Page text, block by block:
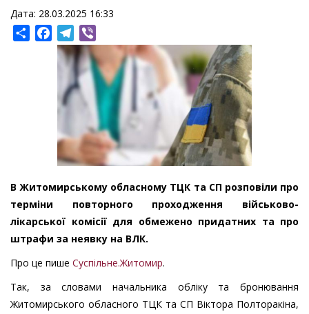
Дата: 28.03.2025 16:33
ShareFacebookTelegram
В Житомирському обласному ТЦК та СП розповіли про
терміни повторного проходження військово-
лікарської комісії для обмежено придатних та про
штрафи за неявку на ВЛК.
Про це пише Суспільне.Житомир.
Так, за словами начальника обліку та бронювання
Житомирського обласного ТЦК та СП Віктора Полторакіна,